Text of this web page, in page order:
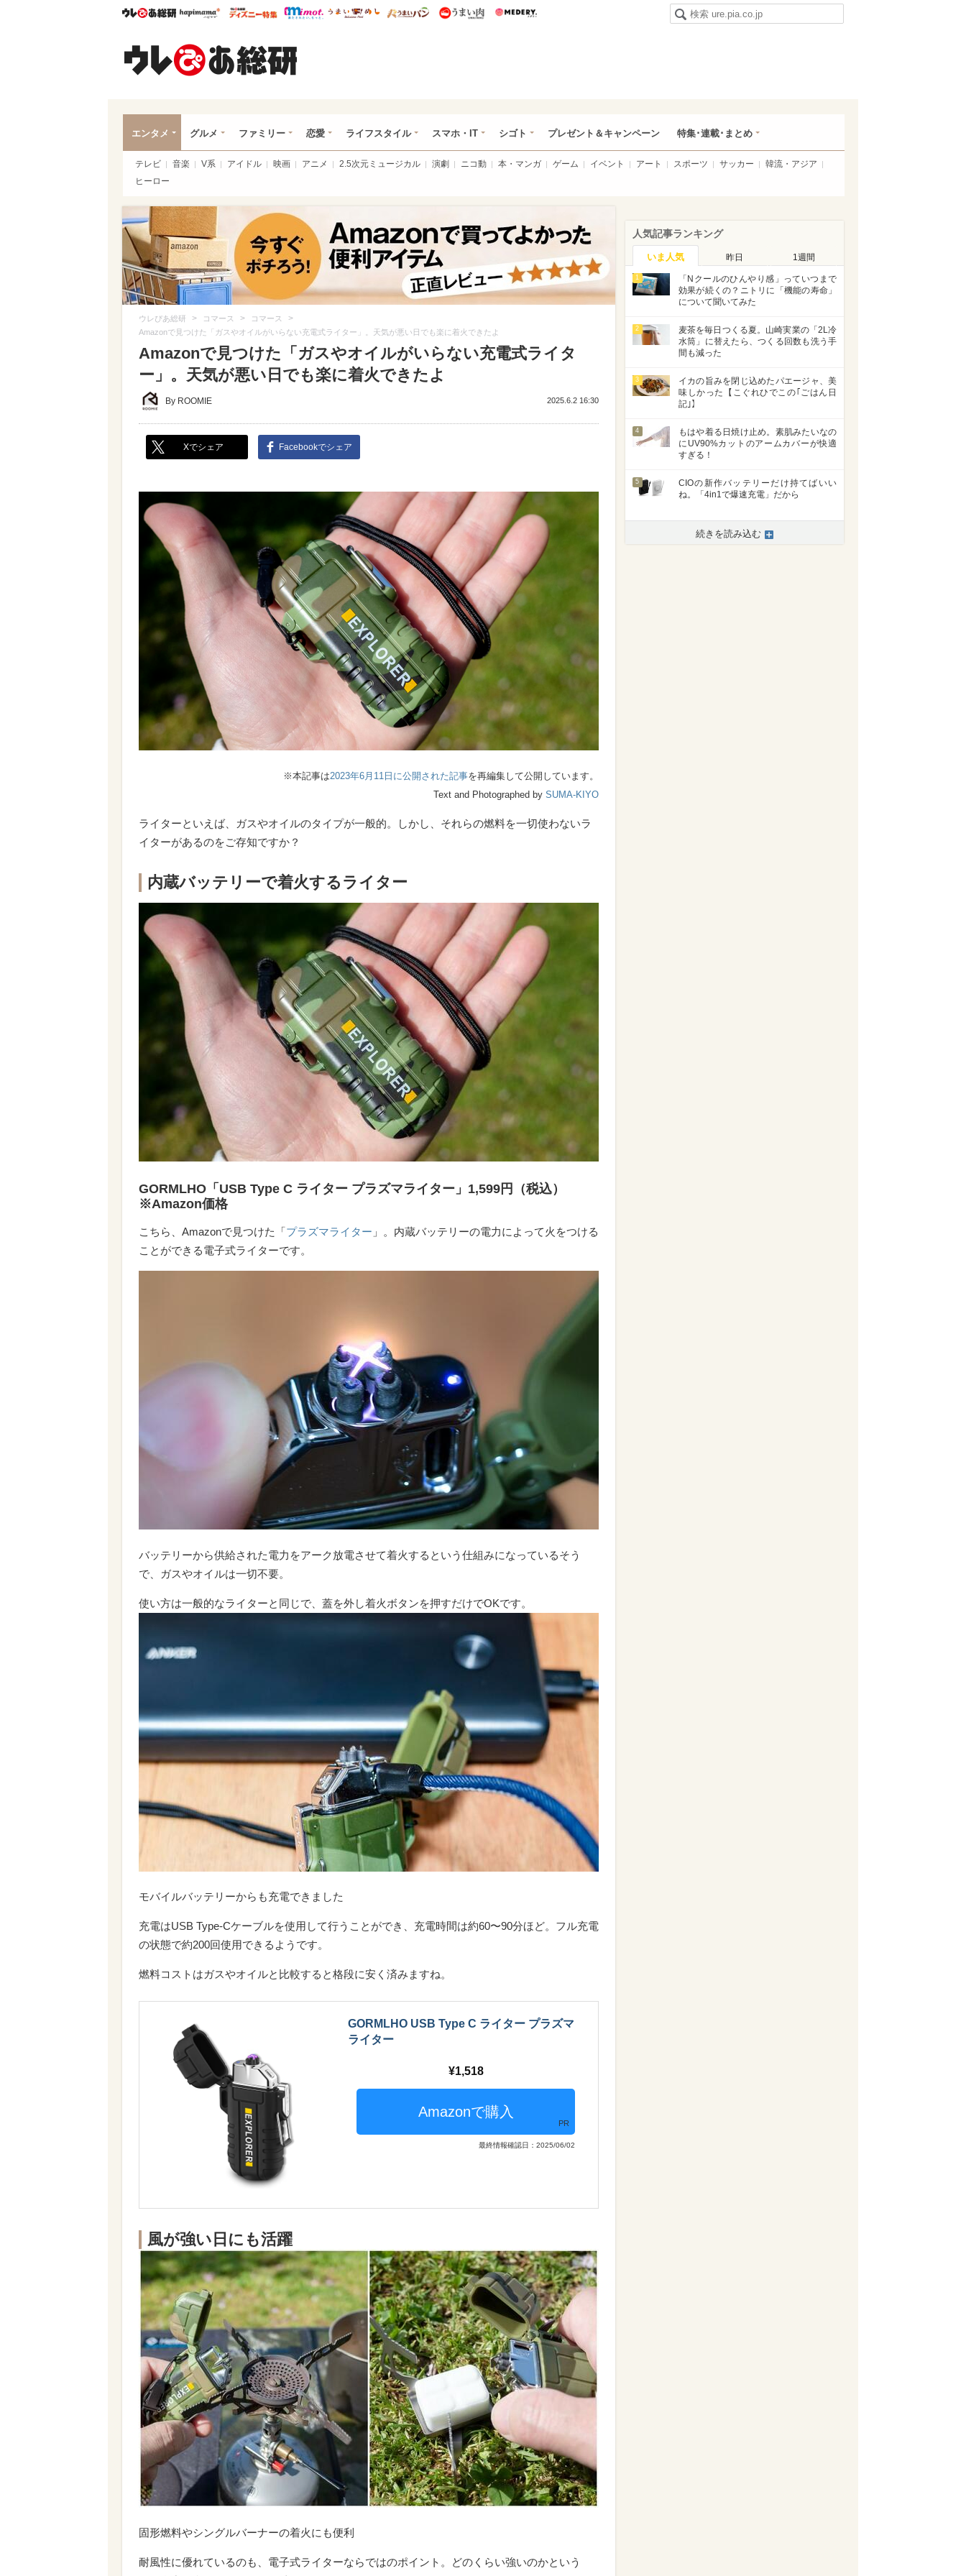
ウレぴあ総研ハピママ* ウレぴあ総研 ディズニー特集
mimot. うまいめし うまいパン うまい肉
エンタメ グルメ ファミリー 恋愛 ライフスタイル スマホ・IT シゴト プレゼント＆キャンペーン 特集･連載･まとめ
テレビ 音楽 V系 アイドル 映画 アニメ 2.5次元ミュージカル 演劇 ニコ動 本・マンガ ゲーム イベント アート スポーツ サッカー
韓流・アジア
ヒーロー
ウレぴあ総研 > コマース > コマース >
Amazonで見つけた「ガスやオイルがいらない充電式ライター」。天気が悪い日でも楽に着火できたよ
Amazonで見つけた「ガスやオイルがいらない充電式ライタ
ー」。天気が悪い日でも楽に着火できたよ
By ROOMIE 2025.6.2 16:30
Xでシェア Facebookでシェア
※本記事は2023年6月11日に公開された記事を再編集して公開しています。
Text and Photographed by SUMA-KIYO
ライターといえば、ガスやオイルのタイプが一般的。しかし、それらの燃料を一切使わないラ
イターがあるのをご存知ですか？
内蔵バッテリーで着火するライター
GORMLHO「USB Type C ライター プラズマライター」1,599円（税込）
※Amazon価格
こちら、Amazonで見つけた「プラズマライター 」。内蔵バッテリーの電力によって火をつける
ことができる電子式ライターです。
バッテリーから供給された電力をアーク放電させて着火するという仕組みになっているそう
で、ガスやオイルは一切不要。
使い方は一般的なライターと同じで、蓋を外し着火ボタンを押すだけでOKです。
モバイルバッテリーからも充電できました
充電はUSB Type-Cケーブルを使用して行うことができ、充電時間は約60〜90分ほど。フル充電
の状態で約200回使用できるようです。
燃料コストはガスやオイルと比較すると格段に安く済みますね。
GORMLHO USB Type C ライター プラズマ
ライター
1,518
PR
最終情報確認日：2025/06/02
風が強い日にも活躍
固形燃料やシングルバーナーの着火にも便利
耐風性に優れているのも、電子式ライターならではのポイント。どのくらい強いのかという
人気記事ランキング
いま人気 昨日 1週間
1
「Nクールのひんやり感」っていつまで
効果が続くの？ニトリに「機能の寿命」
について聞いてみた
2
麦茶を毎日つくる夏。山崎実業の「2L冷
水筒」に替えたら、つくる回数も洗う手
間も減った
3
イカの旨みを閉じ込めたパエージャ、美
味しかった【こぐれひでこの｢ごはん日
記｣】
4
もはや着る日焼け止め。素肌みたいなの
にUV90%カットのアームカバーが快適
すぎる！
5
CIOの新作バッテリーだけ持てばいい
ね。「4in1で爆速充電」だから
続きを読み込む